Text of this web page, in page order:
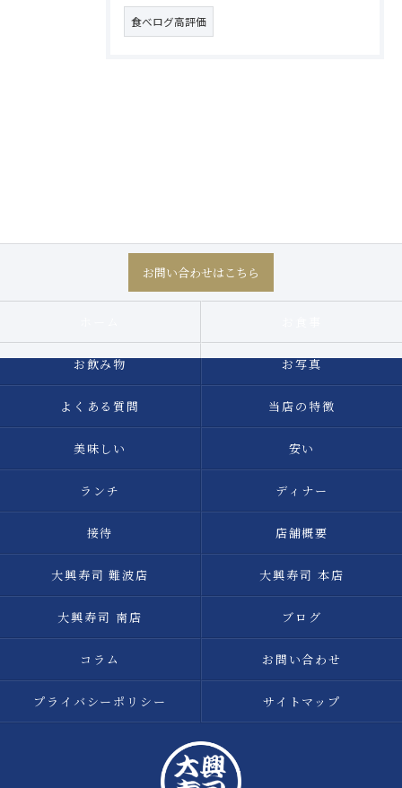
食べログ高評価
お問い合わせはこちら
お飲み物 お写真
よくある質問 当店の特徴
美味しい 安い
ランチ ディナー
接待 店舗概要
大興寿司 難波店 大興寿司 本店
大興寿司 南店 ブログ
コラム お問い合わせ
プライバシーポリシー サイトマップ